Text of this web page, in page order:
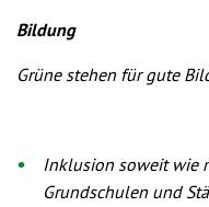
Bildung
Grüne stehen für gute
Inklusion soweit wie
Grundschulen und